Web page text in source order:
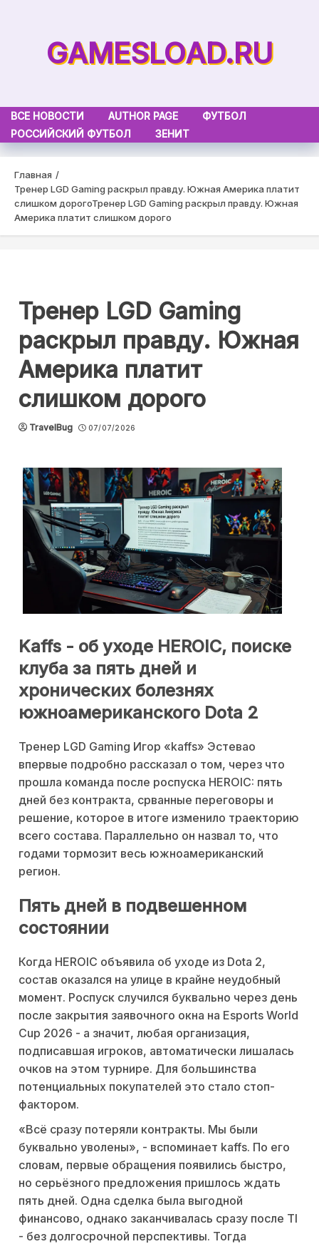
GAMESLOAD.RU
ВСЕ НОВОСТИ AUTHOR PAGE
ФУТБОЛ
РОССИЙСКИЙ ФУТБОЛ
ЗЕНИТ
Главная
Тренер LGD Gaming раскрыл правду. Южная Америка платит
слишком дорогоТренер LGD Gaming раскрыл правду. Южная
Америка платит слишком дорого
Тренер LGD Gaming
раскрыл правду. Южная
Америка платит
слишком дорого
TravelBug 07/07/2026
Kaffs - об уходе HEROIC, поиске
клуба за пять дней и
хронических болезнях
южноамериканского Dota 2
Тренер LGD Gaming Игор «kaffs» Эстевао
впервые подробно рассказал о том, через что
прошла команда после роспуска HEROIC: пять
дней без контракта, срванные переговоры и
решение, которое в итоге изменило траекторию
всего состава. Параллельно он назвал то, что
годами тормозит весь южноамериканский
регион.
Пять дней в подвешенном
состоянии
Когда HEROIC объявила об уходе из Dota 2,
состав оказался на улице в крайне неудобный
момент. Роспуск случился буквально через день
после закрытия заявочного окна на Esports World
Cup 2026 - а значит, любая организация,
подписавшая игроков, автоматически лишалась
очков на этом турнире. Для большинства
потенциальных покупателей это стало стоп-
фактором.
«Всё сразу потеряли контракты. Мы были
буквально уволены», - вспоминает kaffs. По его
словам, первые обращения появились быстро,
но серьёзного предложения пришлось ждать
пять дней. Одна сделка была выгодной
финансово, однако заканчивалась сразу после TI
- без долгосрочной перспективы. Тогда